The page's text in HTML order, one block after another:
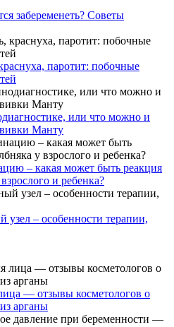
забеременеть? Советы
паротит: побочные
или что можно и
Манту
– какая может быть реакция
и ребенка?
– особенности терапии,
— отзывы косметологов о
арганы